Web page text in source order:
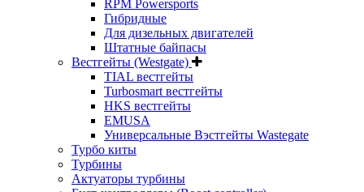
RPM Powersports
Гибридные
Для дизельных двигателей
Штатные байпасы
Вестгейты (Westgate)
TIAL вестгейты
Turbosmart вестгейты
HKS вестгейты
EMUSA
Универсальные Вэстгейты Wastegate
Турбо киты
Турбины
Актуаторы турбины